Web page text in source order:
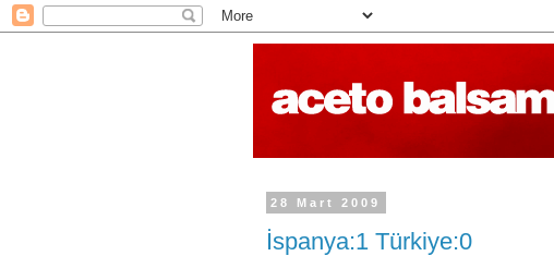
28 Mart 2009
İspanya:1 Türkiye:0